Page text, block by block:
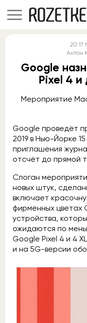
20:17
Антон
Google
Pixel 4 и
Мероприятие
Google проведёт
2019 в Нью-Йорке
приглашения
отсчёт до прямой
Слоган
новых штук,
включает
фирменных цветах
устройства,
ожидаются по
Google Pixel 4 и 4
и на 5G-версии